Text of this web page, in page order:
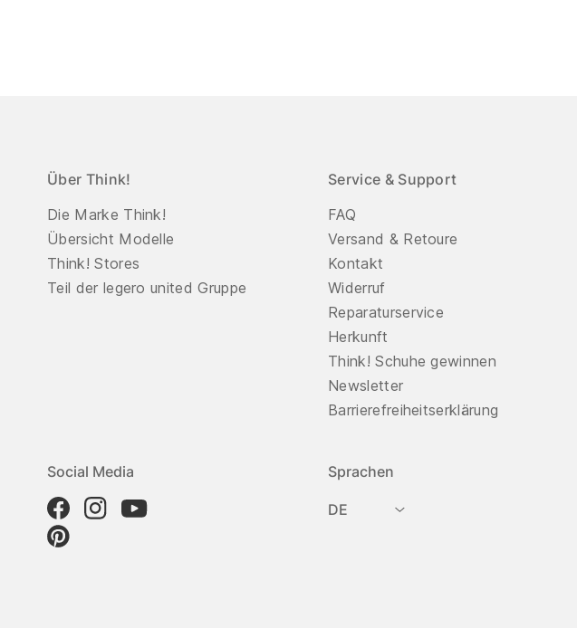
Über Think!
Die Marke Think!
Übersicht Modelle
Think! Stores
Teil der legero united Gruppe
Service & Support
FAQ
Versand & Retoure
Kontakt
Widerruf
Reparaturservice
Herkunft
Think! Schuhe gewinnen
Newsletter
Barrierefreiheitserklärung
Social Media Sprachen
DE